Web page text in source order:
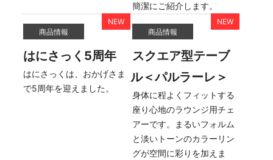
簡潔にご紹介します。
商品情報
はにさっく5周年
はにさっくは、おかげさま
で5周年を迎えました。
商品情報
スクエア型テーブ
ル＜パルラーレ＞
身体に程よくフィットする
座り心地のラウンジ用チェ
アーです。まるいフォルム
と淡いトーンのカラーリン
グが空間に彩りを加えま